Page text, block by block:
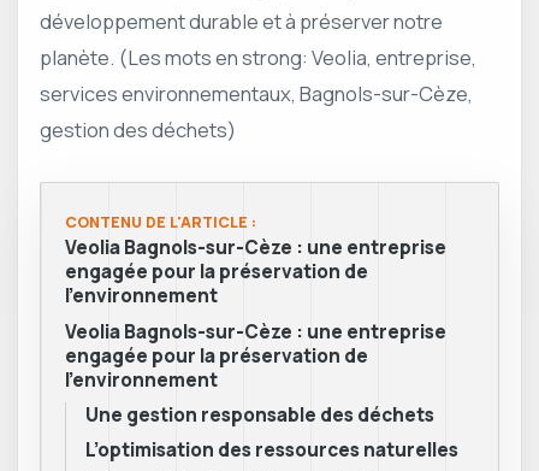
développement durable et à préserver notre
planète. (Les mots en strong: Veolia, entreprise,
services environnementaux, Bagnols-sur-Cèze,
gestion des déchets)
CONTENU DE L'ARTICLE :
Veolia Bagnols-sur-Cèze : une entreprise
engagée pour la préservation de
l’environnement
Veolia Bagnols-sur-Cèze : une entreprise
engagée pour la préservation de
l’environnement
Une gestion responsable des déchets
L’optimisation des ressources naturelles